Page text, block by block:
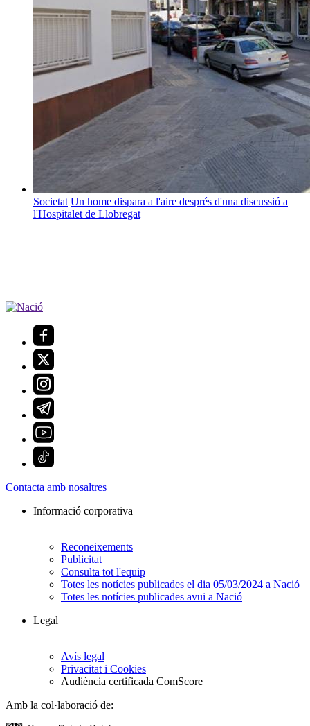
Societat Un home dispara a l'aire després d'una discussió a
l'Hospitalet de Llobregat
Contacta amb nosaltres
Informació corporativa
Reconeixements
Publicitat
Consulta tot l'equip
Totes les notícies publicades el dia 05/03/2024 a Nació
Totes les notícies publicades avui a Nació
Legal
Avís legal
Privacitat i Cookies
Audiència certificada ComScore
Amb la col·laboració de: